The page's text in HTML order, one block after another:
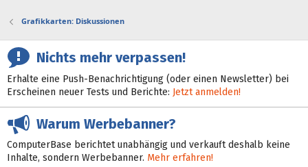
Grafikkarten: Diskussionen
Nichts mehr verpassen!
Erhalte eine Push-Benachrichtigung (oder einen Newsletter) bei
Erscheinen neuer Tests und Berichte: Jetzt anmelden!
Warum Werbebanner?
ComputerBase berichtet unabhängig und verkauft deshalb keine
Inhalte, sondern Werbebanner. Mehr erfahren!